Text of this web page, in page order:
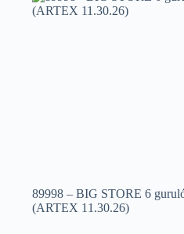
89998 – BIG STORE 6
(ARTEX 11.30.26)